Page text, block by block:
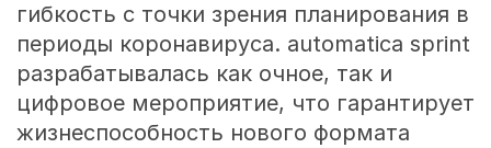
гибкость с точки зрения планирования в
периоды коронавируса. automatica sprint
разрабатывалась как очное, так и
цифровое мероприятие, что гарантирует
жизнеспособность нового формата